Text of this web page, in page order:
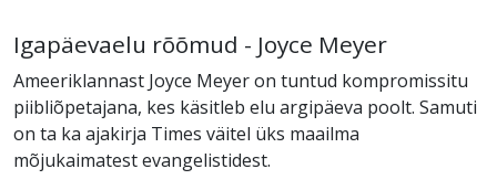
Igapäevaelu rõõmud - Joyce Meyer
Ameeriklannast Joyce Meyer on tuntud kompromissitu
piibliõpetajana, kes käsitleb elu argipäeva poolt. Samuti
on ta ka ajakirja Times väitel üks maailma
mõjukaimatest evangelistidest.